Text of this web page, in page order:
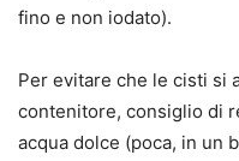
fino e non iodato).
Per evitare che le cisti si
contenitore, consiglio di
acqua dolce (poca, in un